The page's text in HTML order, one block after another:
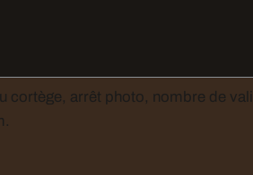
de valises, contrainte d’accès, décoration souhaitée : tout ce qui nous